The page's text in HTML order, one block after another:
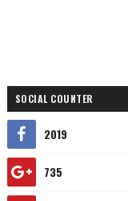
SOCIAL COUNTER
2019
735